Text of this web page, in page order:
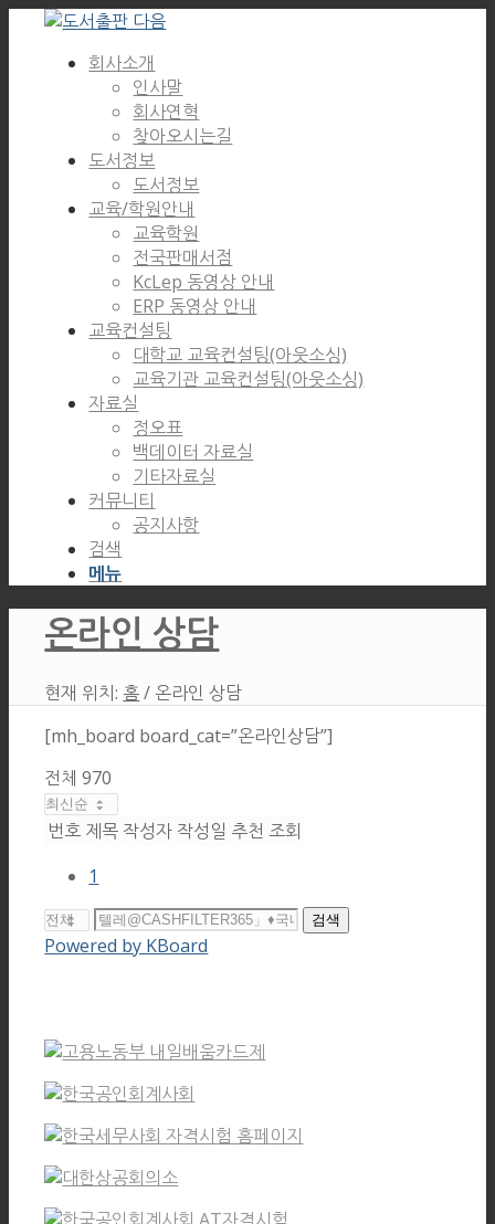
회사소개
인사말
회사연혁
찾아오시는길
도서정보
도서정보
교육/학원안내
교육학원
전국판매서점
KcLep 동영상 안내
ERP 동영상 안내
교육컨설팅
대학교 교육컨설팅(아웃소싱)
교육기관 교육컨설팅(아웃소싱)
자료실
정오표
백데이터 자료실
기타자료실
커뮤니티
공지사항
검색
메뉴
온라인 상담
현재 위치: 홈 / 온라인 상담
[mh_board board_cat=”온라인상담”]
전체 970
번호 제목 작성자 작성일 추천 조회
1
검색
Powered by KBoard